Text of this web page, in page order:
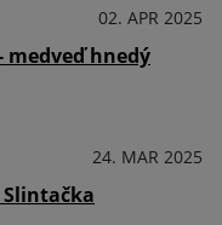
02. APR 2025
medveď hnedý
24. MAR 2025